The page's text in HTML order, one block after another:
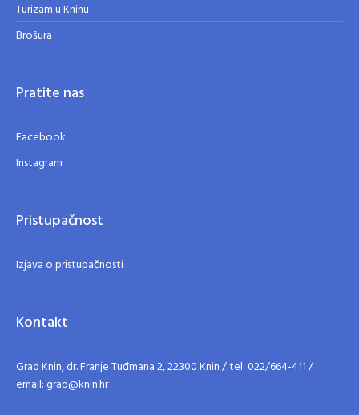
Turizam u Kninu
Brošura
Pratite nas
Facebook
Instagram
Pristupačnost
Izjava o pristupačnosti
Kontakt
Grad Knin, dr. Franje Tuđmana 2, 22300 Knin / tel: 022/664-411 /
email: grad@knin.hr